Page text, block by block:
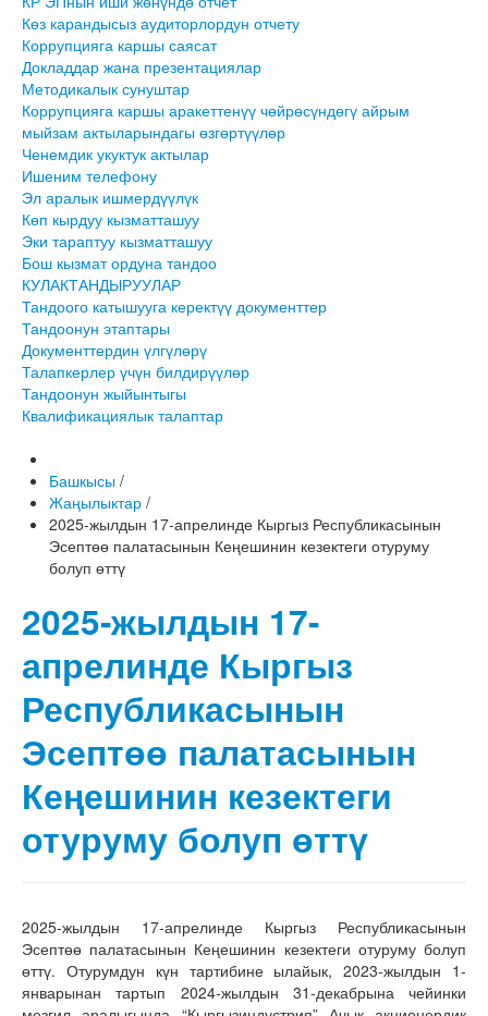
Көз карандысыз аудиторлордун отчету
Коррупцияга каршы саясат
Докладдар жана презентациялар
Методикалык сунуштар
Коррупцияга каршы аракеттенүү чөйрөсүндөгү айрым
мыйзам актыларындагы өзгөртүүлөр
Ченемдик укуктук актылар
Ишеним телефону
Эл аралык ишмердүүлүк
Көп кырдуу кызматташуу
Эки тараптуу кызматташуу
Бош кызмат ордуна тандоо
КУЛАКТАНДЫРУУЛАР
Тандоого катышууга керектүү документтер
Тандоонун этаптары
Документтердин үлгүлөрү
Талапкерлер үчүн билдирүүлөр
Тандоонун жыйынтыгы
Квалификациялык талаптар
Башкысы /
Жаңылыктар /
2025-жылдын 17-апрелинде Кыргыз Республикасынын
Эсептөө палатасынын Кеңешинин кезектеги отуруму
болуп өттү
2025-жылдын 17-
апрелинде Кыргыз
Республикасынын
Эсептөө палатасынын
Кеңешинин кезектеги
отуруму болуп өттү
2025-жылдын 17-апрелинде Кыргыз Республикасынын
Эсептөө палатасынын Кеңешинин кезектеги отуруму болуп
өттү. Отурумдун күн тартибине ылайык, 2023-жылдын 1-
январынан тартып 2024-жылдын 31-декабрына чейинки